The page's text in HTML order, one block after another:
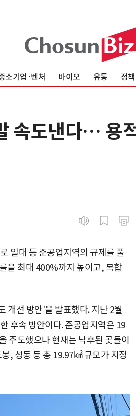
소기업·벤처 바이오 유통 정책
속도낸다… 용
일대 등 준공업지역의 규제를 풀
을 최대 400%까지 높이고, 복합
개선 방안'을 발표했다. 지난 2월
후속 방안이다. 준공업지역은 19
주도했으나 현재는 낙후된 곳들이
, 성동 등 총 19.97㎢ 규모가 지정